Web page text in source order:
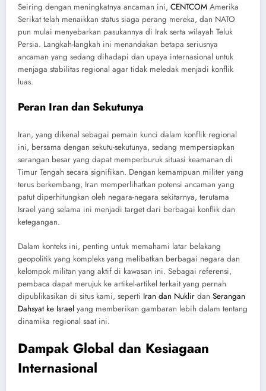
Seiring dengan meningkatnya ancaman ini, CENTCOM Amerika
Serikat telah menaikkan status siaga perang mereka, dan NATO
pun mulai menyebarkan pasukannya di Irak serta wilayah Teluk
Persia. Langkah-langkah ini menandakan betapa seriusnya
ancaman yang sedang dihadapi dan upaya internasional untuk
menjaga stabilitas regional agar tidak meledak menjadi konflik
luas.
Peran Iran dan Sekutunya
Iran, yang dikenal sebagai pemain kunci dalam konflik regional
ini, bersama dengan sekutu-sekutunya, sedang mempersiapkan
serangan besar yang dapat memperburuk situasi keamanan di
Timur Tengah secara signifikan. Dengan kemampuan militer yang
terus berkembang, Iran memperlihatkan potensi ancaman yang
patut diperhitungkan oleh negara-negara sekitarnya, terutama
Israel yang selama ini menjadi target dari berbagai konflik dan
ketegangan.
Dalam konteks ini, penting untuk memahami latar belakang
geopolitik yang kompleks yang melibatkan berbagai negara dan
kelompok militan yang aktif di kawasan ini. Sebagai referensi,
pembaca dapat merujuk ke artikel-artikel terkait yang pernah
dipublikasikan di situs kami, seperti Iran dan Nuklir dan Serangan
Dahsyat ke Israel yang memberikan gambaran lebih dalam tentang
dinamika regional saat ini.
Dampak Global dan Kesiagaan
Internasional